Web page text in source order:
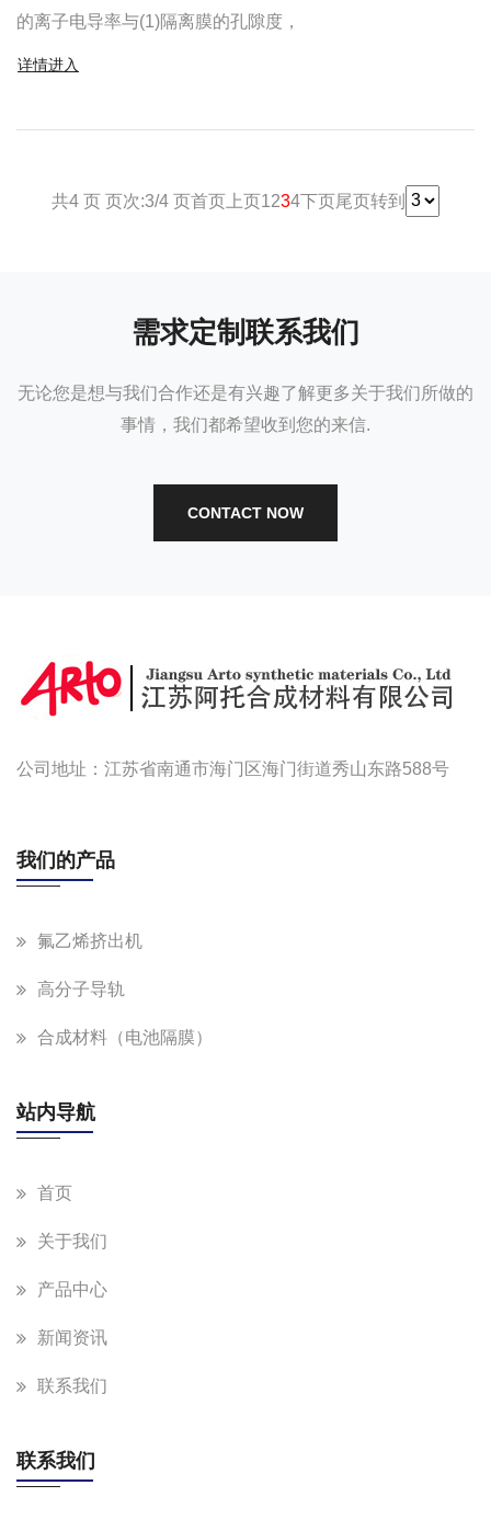
的离子电导率与(1)隔离膜的孔隙度，
详情进入
共4 页 页次:3/4 页首页 上页1234下页尾页转到
需求定制联系我们
无论您是想与我们合作还是有兴趣了解更多关于我们所做的
事情，我们都希望收到您的来信.
CONTACT NOW
公司地址：江苏省南通市海门区海门街道秀山东路588号
我们的产品
氟乙烯挤出机
高分子导轨
合成材料（电池隔膜）
站内导航
首页
关于我们
产品中心
新闻资讯
联系我们
联系我们